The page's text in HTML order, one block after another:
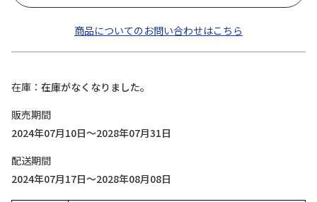
商品についてのお問い合わせはこちら
在庫
在庫がなくなりました。
販売期間
2024年07月10日～2028年07月31日
配送期間
2024年07月17日～2028年08月08日